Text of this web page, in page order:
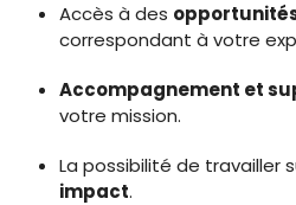
Accès à des
correspondant à votre
Accompagnement et
votre mission.
La possibilité de travailler
impact.